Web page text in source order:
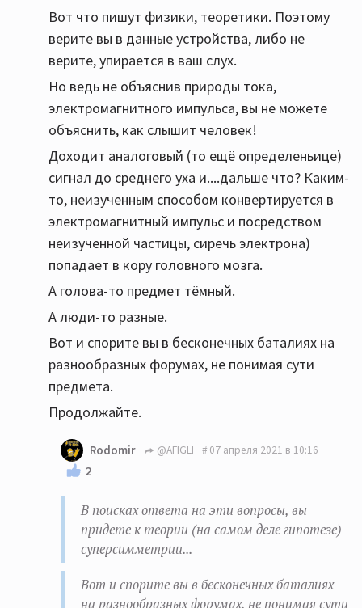
Вот что пишут физики, теоретики. Поэтому
верите вы в данные устройства, либо не
верите, упирается в ваш слух.
Но ведь не объяснив природы тока,
электромагнитного импульса, вы не можете
объяснить, как слышит человек!
Доходит аналоговый (то ещё определеньице)
сигнал до среднего уха и....дальше что? Каким-
то, неизученным способом конвертируется в
электромагнитный импульс и посредством
неизученной частицы, сиречь электрона)
попадает в кору головного мозга.
А голова-то предмет тёмный.
А люди-то разные.
Вот и спорите вы в бесконечных баталиях на
разнообразных форумах, не понимая сути
предмета.
Продолжайте.
Rodomir @AFIGLI 07 апреля 2021 в 10:16
2
В поисках ответа на эти вопросы, вы
придете к теории (на самом деле гипотезе)
суперсимметрии...
Вот и спорите вы в бесконечных баталиях
на разнообразных форумах, не понимая сути